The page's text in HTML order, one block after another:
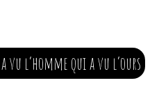
vu l’homme qui a vu l’ours